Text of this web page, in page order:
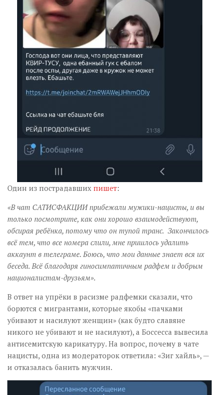
Один из пострадавших пишет:
«В чат САТИСФАКЦИИ прибежали мужики-нацисты, и вы
только посмотрите, как они хорошо взаимодействуют,
обсирая ребёнка, потому что он тупой транс. Закончилось
всё тем, что все номера слили, мне пришлось удалить
аккаунт в телеграме. Боюсь, что мои данные знает вся их
беседа. Всё благодаря гиносимпатичным радфем и добрым
националистам-друзьям».
В ответ на упрёки в расизме радфемки сказали, что
борются с мигрантами, которые якобы «пачками
убивают и насилуют женщин» (как будто славяне
никого не убивают и не насилуют), а Боссесса вывесила
антисемитскую карикатуру. На вопрос, почему в чате
нацисты, одна из модераторок ответила: «Зиг хайль», —
и отказалась банить мужчин.